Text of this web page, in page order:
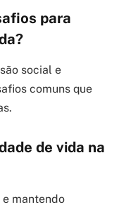
para
social e
comuns que
de vida na
mantendo